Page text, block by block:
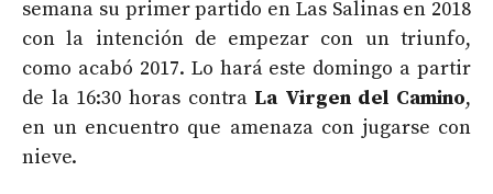
semana su primer partido en Las Salinas en 2018
con la intención de empezar con un triunfo,
como acabó 2017. Lo hará este domingo a partir
de la 16:30 horas contra La Virgen del Camino,
en un encuentro que amenaza con jugarse con
nieve.